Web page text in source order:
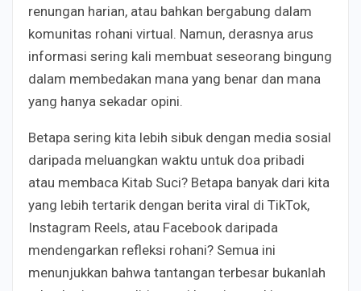
renungan harian, atau bahkan bergabung dalam
komunitas rohani virtual. Namun, derasnya arus
informasi sering kali membuat seseorang bingung
dalam membedakan mana yang benar dan mana
yang hanya sekadar opini.
Betapa sering kita lebih sibuk dengan media sosial
daripada meluangkan waktu untuk doa pribadi
atau membaca Kitab Suci? Betapa banyak dari kita
yang lebih tertarik dengan berita viral di TikTok,
Instagram Reels, atau Facebook daripada
mendengarkan refleksi rohani? Semua ini
menunjukkan bahwa tantangan terbesar bukanlah